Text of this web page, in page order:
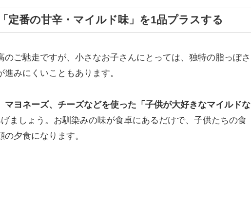
定番の甘辛・マイルド味」を1品プラスする
ご馳走ですが、小さなお子さんにとっては、独特の脂っぽさ
みにくいこともあります。
マヨネーズ、チーズなどを使った「子供が大好きなマイルドな
げましょう。お馴染みの味が食卓にあるだけで、子供たちの食
夕食になります。